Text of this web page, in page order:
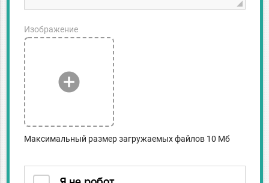
add_circle
Изображение
Максимальный размер загружаемых файлов 10 Мб